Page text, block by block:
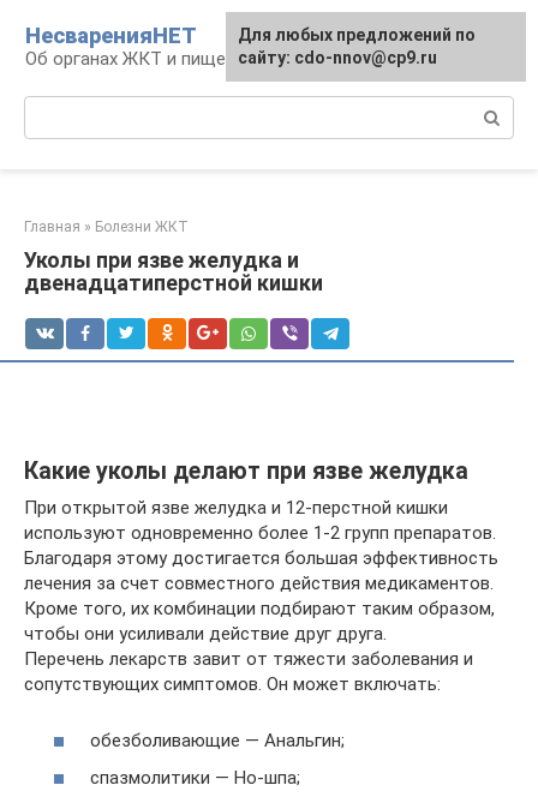
контенту
НесваренияНЕТ
Об органах ЖКТ и пищеварении
Главная » Болезни ЖКТ
Уколы при язве желудка и
двенадцатиперстной кишки
Какие уколы делают при язве желудка
При открытой язве желудка и 12-перстной кишки
используют одновременно более 1-2 групп препаратов.
Благодаря этому достигается большая эффективность
лечения за счет совместного действия медикаментов.
Кроме того, их комбинации подбирают таким образом,
чтобы они усиливали действие друг друга.
Перечень лекарств завит от тяжести заболевания и
сопутствующих симптомов. Он может включать:
обезболивающие — Анальгин;
спазмолитики — Но-шпа;
Для любых предложений по
сайту: cdo-nnov@cp9.ru